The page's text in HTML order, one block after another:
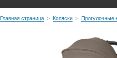
Главная страница > Коляски > Прогулочные